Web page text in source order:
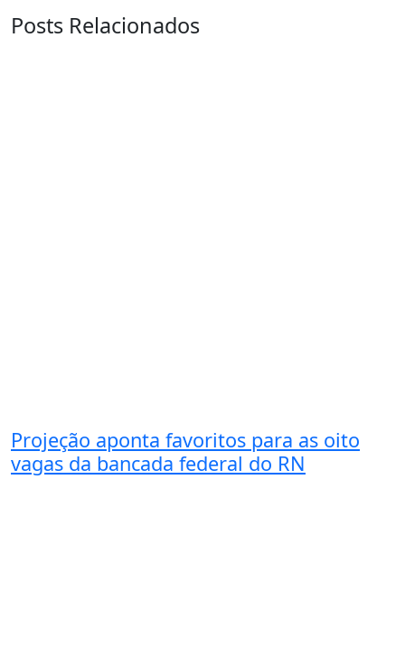
Posts Relacionados
Projeção aponta favoritos para as oito
vagas da bancada federal do RN